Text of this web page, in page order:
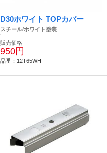
D30ホワイト TOPカバー
スチール/ホワイト塗装
販売価格
950円
品番：12T65WH